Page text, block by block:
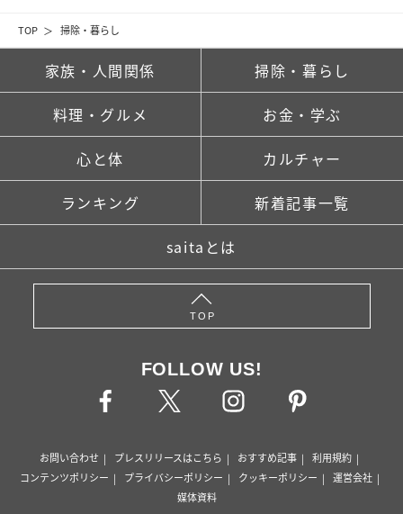
TOP 掃除・暮らし
家族・人間関係 掃除・暮らし
料理・グルメ お金・学ぶ
心と体 カルチャー
ランキング 新着記事一覧
saitaとは
TOP
FOLLOW US!
お問い合わせ プレスリリースはこちら おすすめ記事
利用規約
コンテンツポリシー
プライバシーポリシー クッキーポリシー
運営会社
媒体資料